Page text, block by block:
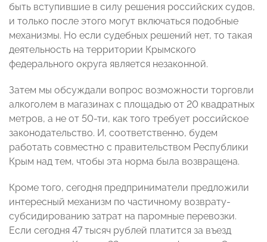
быть вступившие в силу решения российских судов,
и только после этого могут включаться подобные
механизмы. Но если судебных решений нет, то такая
деятельность на территории Крымского
федерального округа является незаконной.
Затем мы обсуждали вопрос возможности торговли
алкоголем в магазинах с площадью от 20 квадратных
метров, а не от 50-ти, как того требует российское
законодательство. И, соответственно, будем
работать совместно с правительством Республики
Крым над тем, чтобы эта норма была возвращена.
Кроме того, сегодня предприниматели предложили
интересный механизм по частичному возврату-
субсидированию затрат на паромные перевозки.
Если сегодня 47 тысяч рублей платится за въезд